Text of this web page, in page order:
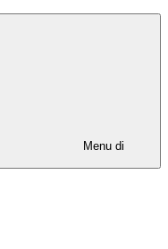
Menu di